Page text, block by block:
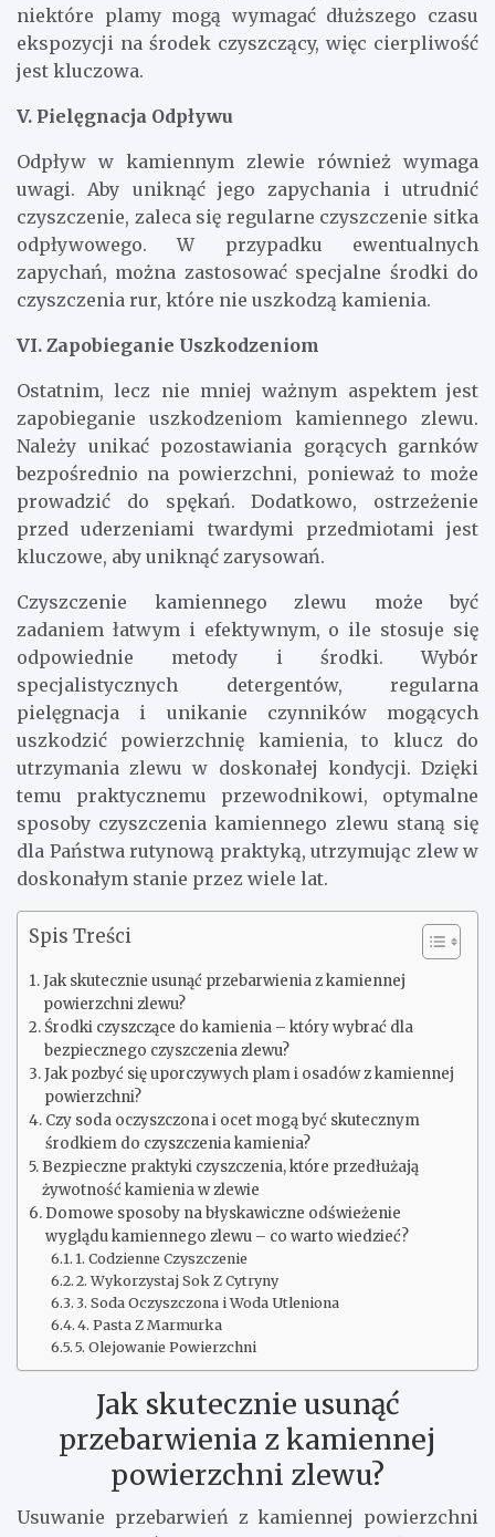
niektóre plamy mogą wymagać dłuższego czasu
ekspozycji na środek czyszczący, więc cierpliwość
jest kluczowa.
V. Pielęgnacja Odpływu
Odpływ w kamiennym zlewie również wymaga
uwagi. Aby uniknąć jego zapychania i utrudnić
czyszczenie, zaleca się regularne czyszczenie sitka
odpływowego. W przypadku ewentualnych
zapychań, można zastosować specjalne środki do
czyszczenia rur, które nie uszkodzą kamienia.
VI. Zapobieganie Uszkodzeniom
Ostatnim, lecz nie mniej ważnym aspektem jest
zapobieganie uszkodzeniom kamiennego zlewu.
Należy unikać pozostawiania gorących garnków
bezpośrednio na powierzchni, ponieważ to może
prowadzić do spękań. Dodatkowo, ostrzeżenie
przed uderzeniami twardymi przedmiotami jest
kluczowe, aby uniknąć zarysowań.
Czyszczenie kamiennego zlewu może być
zadaniem łatwym i efektywnym, o ile stosuje się
odpowiednie metody i środki. Wybór
specjalistycznych detergentów, regularna
pielęgnacja i unikanie czynników mogących
uszkodzić powierzchnię kamienia, to klucz do
utrzymania zlewu w doskonałej kondycji. Dzięki
temu praktycznemu przewodnikowi, optymalne
sposoby czyszczenia kamiennego zlewu staną się
dla Państwa rutynową praktyką, utrzymując zlew w
doskonałym stanie przez wiele lat.
Spis Treści
Jak skutecznie usunąć przebarwienia z kamiennej
powierzchni zlewu?
Środki czyszczące do kamienia – który wybrać dla
bezpiecznego czyszczenia zlewu?
Jak pozbyć się uporczywych plam i osadów z kamiennej
powierzchni?
Czy soda oczyszczona i ocet mogą być skutecznym
środkiem do czyszczenia kamienia?
Bezpieczne praktyki czyszczenia, które przedłużają
żywotność kamienia w zlewie
Domowe sposoby na błyskawiczne odświeżenie
wyglądu kamiennego zlewu – co warto wiedzieć?
1. Codzienne Czyszczenie
2. Wykorzystaj Sok Z Cytryny
3. Soda Oczyszczona i Woda Utleniona
4. Pasta Z Marmurka
5. Olejowanie Powierzchni
Jak skutecznie usunąć
przebarwienia z kamiennej
powierzchni zlewu?
Usuwanie przebarwień z kamiennej powierzchni